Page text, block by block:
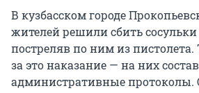
В кузбасском городе
жителей решили сбить
постреляв по ним из пистолета.
за это наказание — на них
административные протоколы.